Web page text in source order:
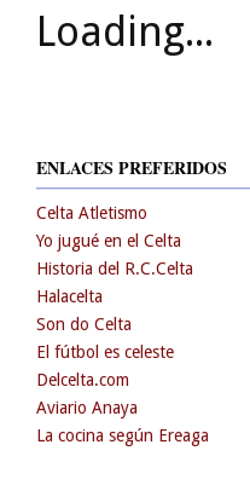
Loading...
ENLACES PREFERIDOS
Celta Atletismo
Yo jugué en el Celta
Historia del R.C.Celta
Halacelta
Son do Celta
El fútbol es celeste
Delcelta.com
Aviario Anaya
La cocina según Ereaga